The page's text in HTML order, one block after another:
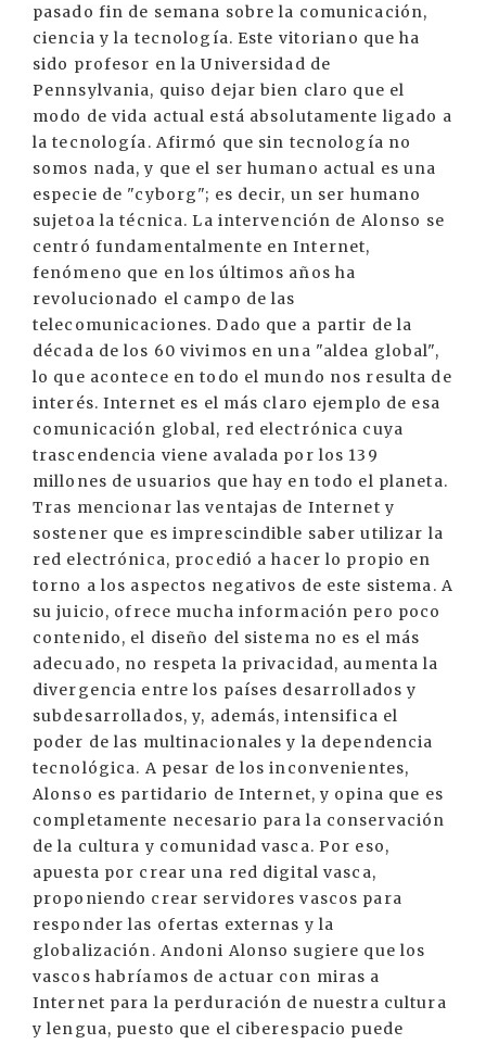
pasado fin de semana sobre la comunicación,
ciencia y la tecnología. Este vitoriano que ha
sido profesor en la Universidad de
Pennsylvania, quiso dejar bien claro que el
modo de vida actual está absolutamente ligado a
la tecnología. Afirmó que sin tecnología no
somos nada, y que el ser humano actual es una
especie de "cyborg"; es decir, un ser humano
sujetoa la técnica. La intervención de Alonso se
centró fundamentalmente en Internet,
fenómeno que en los últimos años ha
revolucionado el campo de las
telecomunicaciones. Dado que a partir de la
década de los 60 vivimos en una "aldea global",
lo que acontece en todo el mundo nos resulta de
interés. Internet es el más claro ejemplo de esa
comunicación global, red electrónica cuya
trascendencia viene avalada por los 139
millones de usuarios que hay en todo el planeta.
Tras mencionar las ventajas de Internet y
sostener que es imprescindible saber utilizar la
red electrónica, procedió a hacer lo propio en
torno a los aspectos negativos de este sistema. A
su juicio, ofrece mucha información pero poco
contenido, el diseño del sistema no es el más
adecuado, no respeta la privacidad, aumenta la
divergencia entre los países desarrollados y
subdesarrollados, y, además, intensifica el
poder de las multinacionales y la dependencia
tecnológica. A pesar de los inconvenientes,
Alonso es partidario de Internet, y opina que es
completamente necesario para la conservación
de la cultura y comunidad vasca. Por eso,
apuesta por crear una red digital vasca,
proponiendo crear servidores vascos para
responder las ofertas externas y la
globalización. Andoni Alonso sugiere que los
vascos habríamos de actuar con miras a
Internet para la perduración de nuestra cultura
y lengua, puesto que el ciberespacio puede